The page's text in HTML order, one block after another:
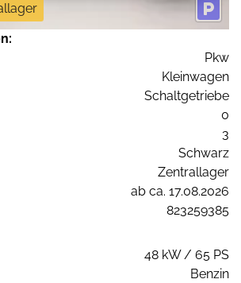
Pkw
Kleinwagen
Schaltgetriebe
0
3
Schwarz
Zentrallager
ab ca. 17.08.2026
823259385
48 kW / 65 PS
Benzin